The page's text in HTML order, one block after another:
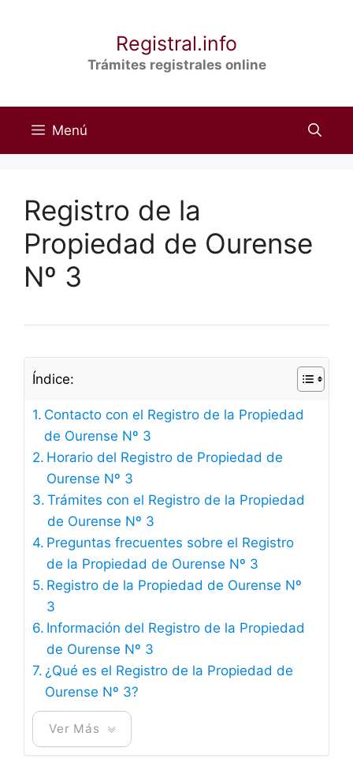
Registral.info
Trámites registrales online
Menú
Registro de la
Propiedad de Ourense
Nº 3
Índice:
Contacto con el Registro de la Propiedad
de Ourense Nº 3
Horario del Registro de Propiedad de
Ourense Nº 3
Trámites con el Registro de la Propiedad
de Ourense Nº 3
Preguntas frecuentes sobre el Registro
de la Propiedad de Ourense Nº 3
Registro de la Propiedad de Ourense Nº
3
Información del Registro de la Propiedad
de Ourense Nº 3
¿Qué es el Registro de la Propiedad de
Ourense Nº 3?
Ver Más